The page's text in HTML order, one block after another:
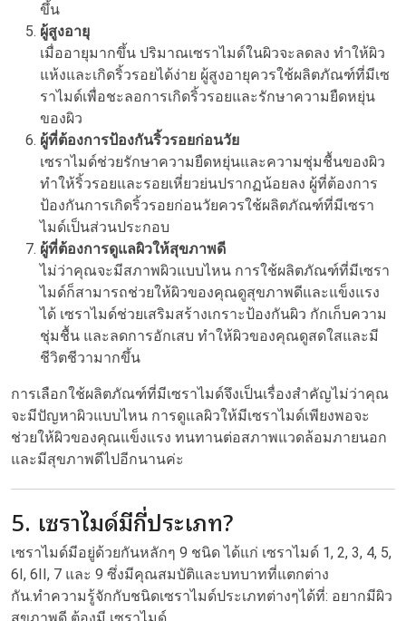
ขึ้น
ผู้สูงอายุ
เมื่ออายุมากขึ้น ปริมาณเซราไมด์ในผิวจะลดลง ทำให้ผิว
แห้งและเกิดริ้วรอยได้ง่าย ผู้สูงอายุควรใช้ผลิตภัณฑ์ที่มีเซ
ราไมด์เพื่อชะลอการเกิดริ้วรอยและรักษาความยืดหยุ่น
ของผิว
ผู้ที่ต้องการป้องกันริ้วรอยก่อนวัย
เซราไมด์ช่วยรักษาความยืดหยุ่นและความชุ่มชื้นของผิว
ทำให้ริ้วรอยและรอยเหี่ยวย่นปรากฏน้อยลง ผู้ที่ต้องการ
ป้องกันการเกิดริ้วรอยก่อนวัยควรใช้ผลิตภัณฑ์ที่มีเซรา
ไมด์เป็นส่วนประกอบ
ผู้ที่ต้องการดูแลผิวให้สุขภาพดี
ไม่ว่าคุณจะมีสภาพผิวแบบไหน การใช้ผลิตภัณฑ์ที่มีเซรา
ไมด์ก็สามารถช่วยให้ผิวของคุณดูสุขภาพดีและแข็งแรง
ได้ เซราไมด์ช่วยเสริมสร้างเกราะป้องกันผิว กักเก็บความ
ชุ่มชื้น และลดการอักเสบ ทำให้ผิวของคุณดูสดใสและมี
ชีวิตชีวามากขึ้น
การเลือกใช้ผลิตภัณฑ์ที่มีเซราไมด์จึงเป็นเรื่องสำคัญไม่ว่าคุณ
จะมีปัญหาผิวแบบไหน การดูแลผิวให้มีเซราไมด์เพียงพอจะ
ช่วยให้ผิวของคุณแข็งแรง ทนทานต่อสภาพแวดล้อมภายนอก
และมีสุขภาพดีไปอีกนานค่ะ
5. เซราไมด์มีกี่ประเภท?
เซราไมด์มีอยู่ด้วยกันหลักๆ 9 ชนิด ได้แก่ เซราไมด์ 1, 2, 3, 4, 5,
6I, 6II, 7 และ 9 ซึ่งมีคุณสมบัติและบทบาทที่แตกต่าง
กัน.ทำความรู้จักกับชนิดเซราไมด์ประเภทต่างๆได้ที่: อยากมีผิว